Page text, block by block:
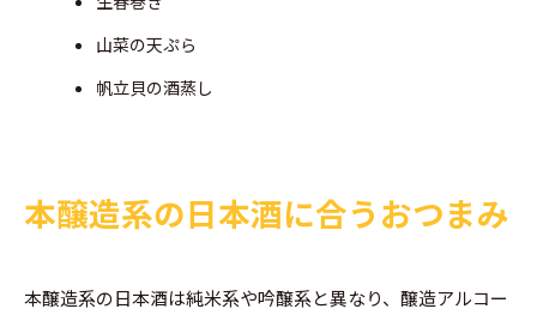
山菜の天ぷら
帆立貝の酒蒸し
本醸造系の日本酒に合うおつまみ
本醸造系の日本酒は純米系や吟醸系と異なり、醸造アルコー